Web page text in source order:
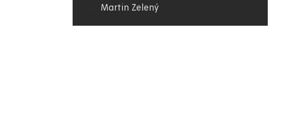
Martin Zelený